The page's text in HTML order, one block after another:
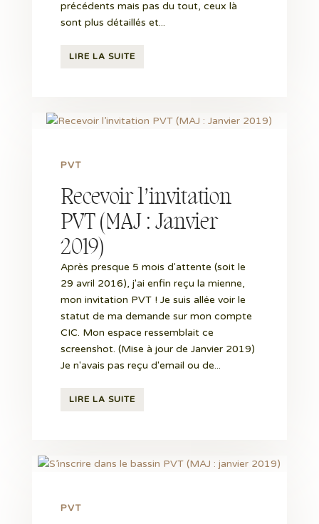
précédents mais pas du tout, ceux là
sont plus détaillés et...
LIRE LA SUITE
Recevoir l’invitation
PVT (MAJ : Janvier
2019)
PVT
Après presque 5 mois d'attente (soit le
29 avril 2016), j'ai enfin reçu la mienne,
mon invitation PVT ! Je suis allée voir le
statut de ma demande sur mon compte
CIC. Mon espace ressemblait ce
screenshot. (Mise à jour de Janvier 2019)
Je n'avais pas reçu d'email ou de...
LIRE LA SUITE
PVT